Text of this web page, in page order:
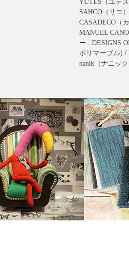
YUTES（ユテス
SAHCO（サコ）
CASADECO（
MANUEL
ー : DESIGNS
ポリマーブル) /
nanik（ナニック